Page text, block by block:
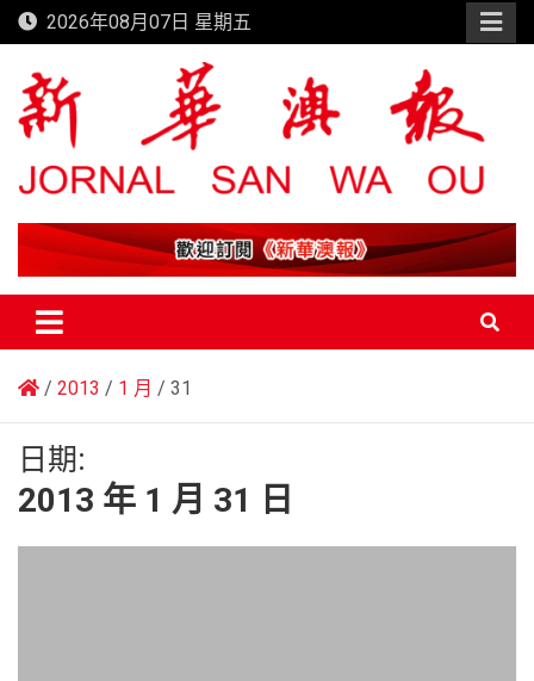
Skip
to
content
2026年08月07日 星期五
新華澳報
2013 1 月 31
日期:
2013 年 1 月 31 日